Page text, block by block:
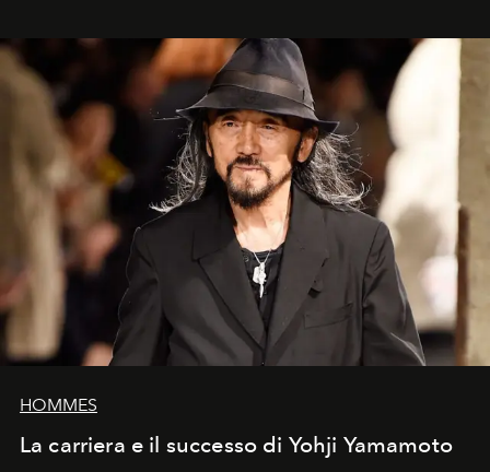
HOMMES
La carriera e il successo di Yohji Yamamoto